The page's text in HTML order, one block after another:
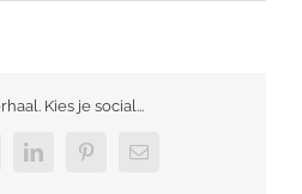
Kies je social...
LinkedInPinterest
E-